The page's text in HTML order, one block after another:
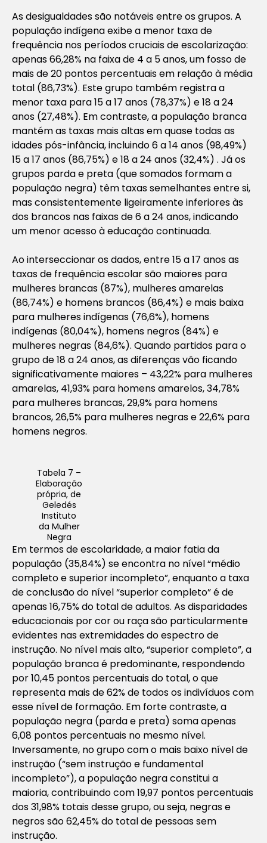
As desigualdades são notáveis entre os grupos. A
população indígena exibe a menor taxa de
frequência nos períodos cruciais de escolarização:
apenas 66,28% na faixa de 4 a 5 anos, um fosso de
mais de 20 pontos percentuais em relação à média
total (86,73%). Este grupo também registra a
menor taxa para 15 a 17 anos (78,37%) e 18 a 24
anos (27,48%). Em contraste, a população branca
mantém as taxas mais altas em quase todas as
idades pós-infância, incluindo 6 a 14 anos (98,49%)
15 a 17 anos (86,75%) e 18 a 24 anos (32,4%) . Já os
grupos parda e preta (que somados formam a
população negra) têm taxas semelhantes entre si,
mas consistentemente ligeiramente inferiores às
dos brancos nas faixas de 6 a 24 anos, indicando
um menor acesso à educação continuada.
Ao interseccionar os dados, entre 15 a 17 anos as
taxas de frequência escolar são maiores para
mulheres brancas (87%), mulheres amarelas
(86,74%) e homens brancos (86,4%) e mais baixa
para mulheres indígenas (76,6%), homens
indígenas (80,04%), homens negros (84%) e
mulheres negras (84,6%). Quando partidos para o
grupo de 18 a 24 anos, as diferenças vão ficando
significativamente maiores – 43,22% para mulheres
amarelas, 41,93% para homens amarelos, 34,78%
para mulheres brancas, 29,9% para homens
brancos, 26,5% para mulheres negras e 22,6% para
homens negros.
Tabela 7 –
Elaboração
própria, de
Geledés
Instituto
da Mulher
Negra
Em termos de escolaridade, a maior fatia da
população (35,84%) se encontra no nível “médio
completo e superior incompleto”, enquanto a taxa
de conclusão do nível “superior completo” é de
apenas 16,75% do total de adultos. As disparidades
educacionais por cor ou raça são particularmente
evidentes nas extremidades do espectro de
instrução. No nível mais alto, “superior completo”, a
população branca é predominante, respondendo
por 10,45 pontos percentuais do total, o que
representa mais de 62% de todos os indivíduos com
esse nível de formação. Em forte contraste, a
população negra (parda e preta) soma apenas
6,08 pontos percentuais no mesmo nível.
Inversamente, no grupo com o mais baixo nível de
instrução (“sem instrução e fundamental
incompleto”), a população negra constitui a
maioria, contribuindo com 19,97 pontos percentuais
dos 31,98% totais desse grupo, ou seja, negras e
negros são 62,45% do total de pessoas sem
instrução.